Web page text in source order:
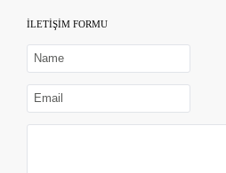
İLETİŞİM FORMU